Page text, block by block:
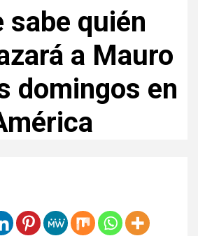
sabe quién
a Mauro
domingos en